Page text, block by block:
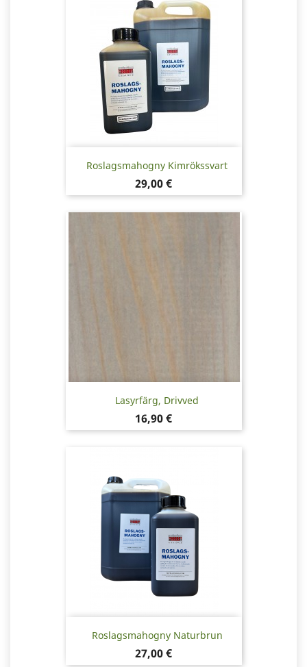
Roslagsmahogny Kimrökssvart
Pris
29,00 €
Lasyrfärg, Drivved
Pris
16,90 €
Roslagsmahogny Naturbrun
Pris
27,00 €